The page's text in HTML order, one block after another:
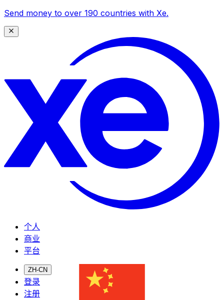
Send money to over 190 countries with Xe.
个人
商业
平台
ZH-CN
登录
注册